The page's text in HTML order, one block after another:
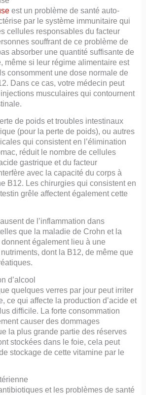
est un problème de santé auto-
par le système immunitaire qui
cellules responsables du facteur
souffrant de ce problème de
absorber une quantité suffisante de
même si leur régime alimentaire est
consomment une dose normale de
Dans ce cas, votre médecin peut
musculaires qui contournent
de poids et troubles intestinaux
(pour la perte de poids), ou autres
qui consistent en l’élimination
réduit le nombre de cellules
gastrique et du facteur
avec la capacité du corps à
B12. Les chirurgies qui consistent en
grêle affectent également cette
de l’inflammation dans
que la maladie de Crohn et la
également lieu à une
dont la B12, de même que
d’alcool
quelques verres par jour peut irriter
ce qui affecte la production d’acide et
difficile. La forte consommation
causer des dommages
la plus grande partie des réserves
stockées dans le foie, cela peut
stockage de cette vitamine par le
et les problèmes de santé